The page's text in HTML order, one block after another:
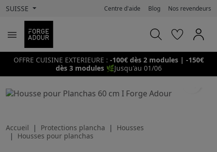
SUISSE Centre d'aide Blog Nos revendeurs

OFFRE CUISINE EXTERIEURE : -100€ dès 2 modules | -150€
dès 3 modules 🌿Jusqu'au 01/06
Accueil Protections plancha
Housses
Housses pour planchas